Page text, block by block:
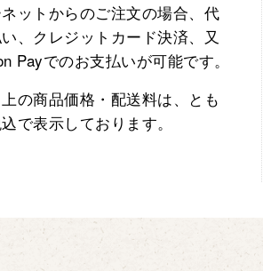
ットからのご注文の場合、代
、クレジットカード決済、又
Payでのお支払いが可能です。
の商品価格・配送料は、とも
で表示しております。